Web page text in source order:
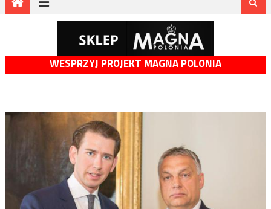
WESPRZYJ PROJEKT MAGNA POLONIA